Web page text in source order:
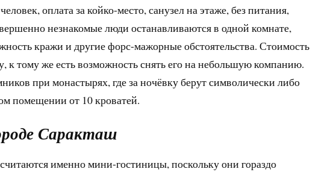
оплата за койко-место, санузел на этаже, без питания,
незнакомые люди останавливаются в одной комнате,
кражи и другие форс-мажорные обстоятельства. Стоимость
к тому же есть возможность снять его на небольшую компанию.
при монастырях, где за ночёвку берут символически либо
помещении от 10 кроватей.
Саракташ
именно мини-гостиницы, поскольку они гораздо